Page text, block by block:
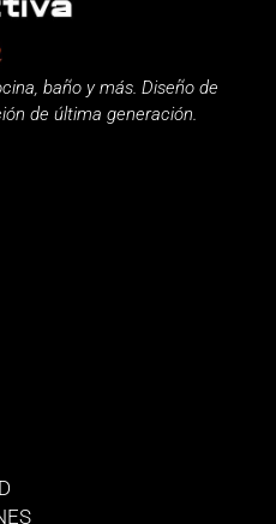
baño y más. Diseño de
de última generación.